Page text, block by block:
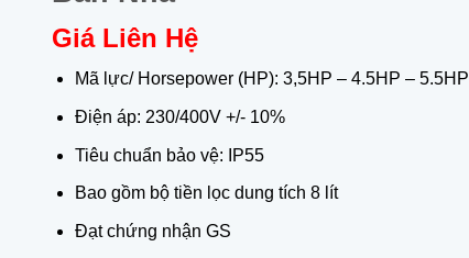
Giá Liên Hệ
Mã lực/ Horsepower (HP): 3,5HP – 4.5HP – 5.5HP
Điện áp: 230/400V +/- 10%
Tiêu chuẩn bảo vệ: IP55
Bao gồm bộ tiền lọc dung tích 8 lít
Đạt chứng nhận GS